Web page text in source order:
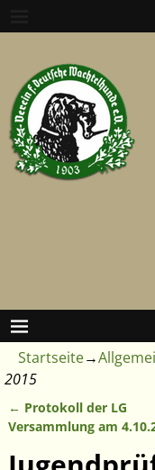
Startseite→
2015
← Protokoll der LG
Versammlung am